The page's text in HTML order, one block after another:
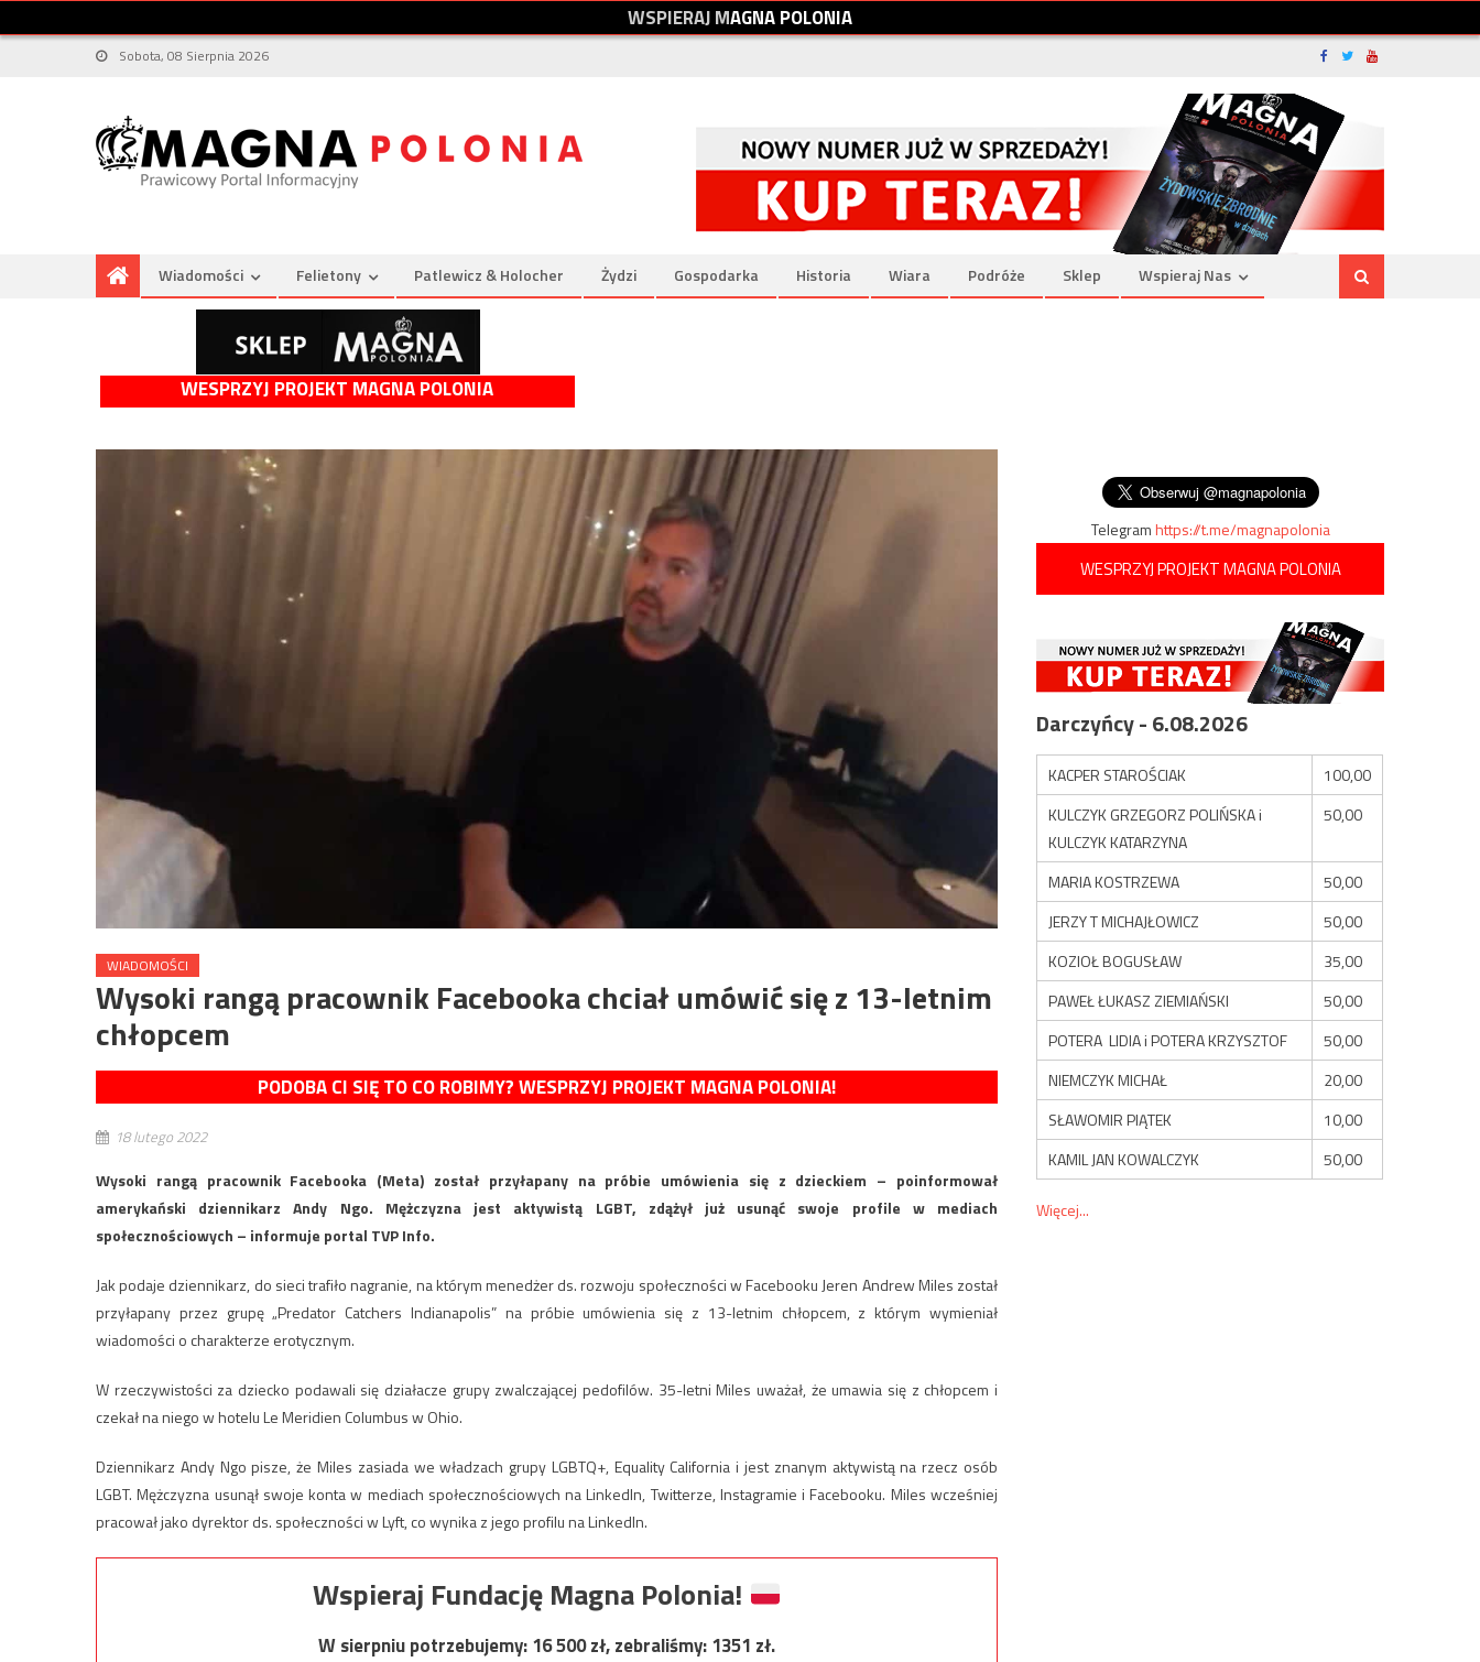
WSPIERAJMAGNAPOLONIA
Sobota, 08 Sierpnia 2026
Wiadomości Felietony Patlewicz & Holocher Żydzi Gospodarka Historia Wiara Podróże Sklep Wspieraj Nas
WESPRZYJ PROJEKT MAGNA POLONIA
WIADOMOŚCI
Wysoki rangą pracownik Facebooka chciał umówić się z 13-letnim
chłopcem
PODOBA CI SIĘ TO CO ROBIMY? WESPRZYJ PROJEKT MAGNA POLONIA!
18 lutego 2022
Wysoki rangą pracownik Facebooka (Meta) został przyłapany na próbie umówienia się z dzieckiem – poinformował
amerykański dziennikarz Andy Ngo. Mężczyzna jest aktywistą LGBT, zdążył już usunąć swoje profile w mediach
społecznościowych – informuje portal TVP Info.
Jak podaje dziennikarz, do sieci trafiło nagranie, na którym menedżer ds. rozwoju społeczności w Facebooku Jeren Andrew Miles został
przyłapany przez grupę „Predator Catchers Indianapolis” na próbie umówienia się z 13-letnim chłopcem, z którym wymieniał
wiadomości o charakterze erotycznym.
W rzeczywistości za dziecko podawali się działacze grupy zwalczającej pedofilów. 35-letni Miles uważał, że umawia się z chłopcem i
czekał na niego w hotelu Le Meridien Columbus w Ohio.
Dziennikarz Andy Ngo pisze, że Miles zasiada we władzach grupy LGBTQ+, Equality California i jest znanym aktywistą na rzecz osób
LGBT. Mężczyzna usunął swoje konta w mediach społecznościowych na LinkedIn, Twitterze, Instagramie i Facebooku. Miles wcześniej
pracował jako dyrektor ds. społeczności w Lyft, co wynika z jego profilu na LinkedIn.
Wspieraj Fundację Magna Polonia!
W sierpniu potrzebujemy:16 500zł, zebraliśmy:1351 zł.
Telegramhttps://t.me/magnapolonia
WESPRZYJ PROJEKT MAGNA POLONIA
Darczyńcy - 6.08.2026
KACPER STAROŚCIAK
100,00
KULCZYK GRZEGORZ POLIŃSKA i
KULCZYK KATARZYNA
50,00
MARIA KOSTRZEWA
50,00
JERZY T MICHAJŁOWICZ
50,00
KOZIOŁ BOGUSŁAW
35,00
PAWEŁ ŁUKASZ ZIEMIAŃSKI
50,00
POTERA LIDIA i POTERA KRZYSZTOF
50,00
NIEMCZYK MICHAŁ
20,00
SŁAWOMIR PIĄTEK
10,00
KAMIL JAN KOWALCZYK
50,00
Więcej...